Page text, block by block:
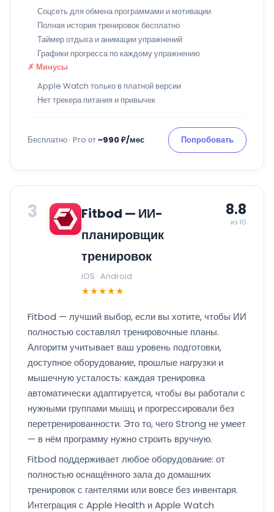
Соцсеть для обмена программами и мотивации
Полная история тренировок бесплатно
Таймер отдыха и анимации упражнений
Графики прогресса по каждому упражнению
✗ Минусы
Apple Watch только в платной версии
Нет трекера питания и привычек
Бесплатно · Pro от~990 ₽/мес Попробовать
3
Fitbod — ИИ-
планировщик
тренировок
iOS · Android
★★★★★
8.8
из 10
Fitbod — лучший выбор, если вы хотите, чтобы ИИ
полностью составлял тренировочные планы.
Алгоритм учитывает ваш уровень подготовки,
доступное оборудование, прошлые нагрузки и
мышечную усталость: каждая тренировка
автоматически адаптируется, чтобы вы работали с
нужными группами мышц и прогрессировали без
перетренированности. Это то, чего Strong не умеет
— в нём программу нужно строить вручную.
Fitbod поддерживает любое оборудование: от
полностью оснащённого зала до домашних
тренировок с гантелями или вовсе без инвентаря.
Интеграция с Apple Health и Apple Watch